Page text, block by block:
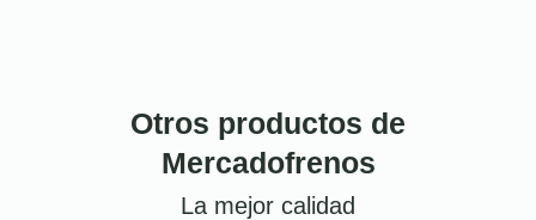
Otros productos de
Mercadofrenos
La mejor calidad